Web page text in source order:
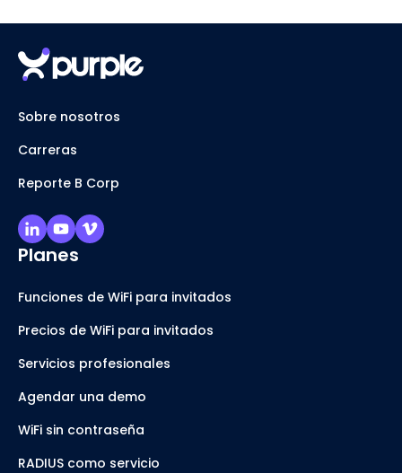
Sobre nosotros
Carreras
Reporte B Corp
Planes
Funciones de WiFi para invitados
Precios de WiFi para invitados
Servicios profesionales
Agendar una demo
WiFi sin contraseña
RADIUS como servicio